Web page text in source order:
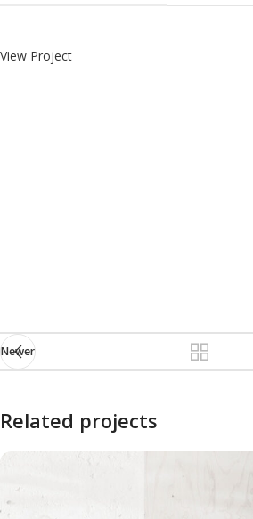
View Project
Newer
Related projects